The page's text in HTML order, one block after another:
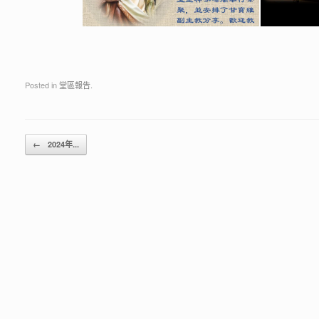
Posted in堂區報告.
Post navigation
← 2024年...